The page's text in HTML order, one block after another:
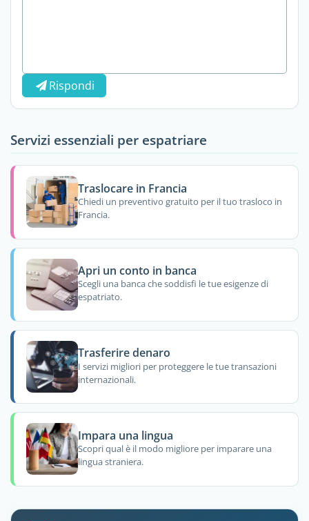
Rispondi
Servizi essenziali per espatriare
Traslocare in Francia
Chiedi un preventivo gratuito per il tuo trasloco in
Francia.
Apri un conto in banca
Scegli una banca che soddisfi le tue esigenze di
espatriato.
Trasferire denaro
I servizi migliori per proteggere le tue transazioni
internazionali.
Impara una lingua
Scopri qual è il modo migliore per imparare una
lingua straniera.